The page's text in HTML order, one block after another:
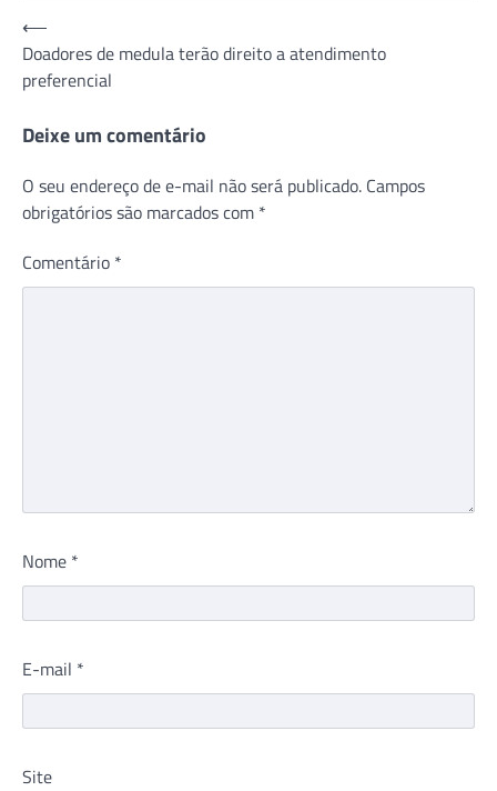
Navegação
de
Post
⟵
Doadores de medula terão direito a atendimento
preferencial
Deixe um comentário
O seu endereço de e-mail não será publicado. Campos
obrigatórios são marcados com *
Comentário *
Nome *
E-mail *
Site